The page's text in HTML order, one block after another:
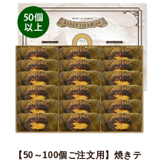
【50～100個ご注文用】焼きテ